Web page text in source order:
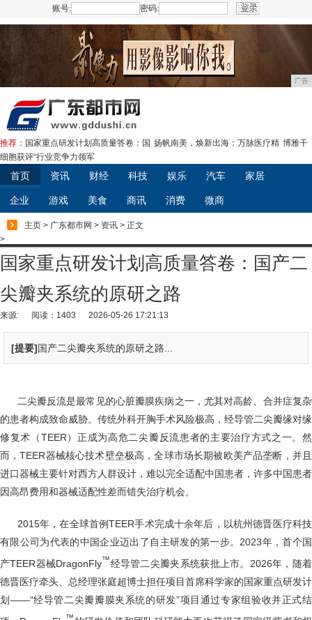
账号: 密码:
广告
推荐： 国家重点研发计划高质量答卷：国 扬帆南美，焕新出海：万脉医疗精 博雅干
细胞获评“行业竞争力领军
首页 资讯 财经 科技 娱乐 汽车 家居
企业 游戏 美食 商讯 消费 微商
主页 > 广东都市网 > 资讯 > 正文
>
国家重点研发计划高质量答卷：国产二
尖瓣夹系统的原研之路
来源: 阅读：1403 2026-05-26 17:21:13
[提要]国产二尖瓣夹系统的原研之路...
二尖瓣反流是最常见的心脏瓣膜疾病之一，尤其对高龄、合并症复杂
的患者构成致命威胁。传统外科开胸手术风险极高，经导管二尖瓣缘对缘
修复术（TEER）正成为高危二尖瓣反流患者的主要治疗方式之一。然
而，TEER器械核心技术壁垒极高，全球市场长期被欧美产品垄断，并且
进口器械主要针对西方人群设计，难以完全适配中国患者，许多中国患者
因高昂费用和器械适配性差而错失治疗机会。
2015年，在全球首例TEER手术完成十余年后，以杭州德晋医疗科技
有限公司为代表的中国企业迈出了自主研发的第一步。2023年，首个国
产TEER器械DragonFly™经导管二尖瓣夹系统获批上市。2026年，随着
德晋医疗牵头、总经理张庭超博士担任项目首席科学家的国家重点研发计
划——“经导管二尖瓣瓣膜夹系统的研发”项目通过专家组验收并正式结
™